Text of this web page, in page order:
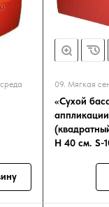
09. Мягкая
«Сухой
аппликации
H 40 см. S-